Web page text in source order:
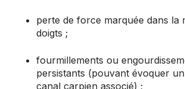
perte de force marquée dans la
doigts ;
fourmillements ou
persistants (pouvant évoquer
canal carpien associé) ;